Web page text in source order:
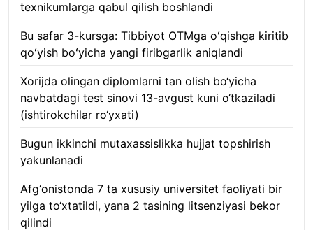
texnikumlarga qabul qilish boshlandi
Bu safar 3-kursga: Tibbiyot OTMga oʻqishga kiritib
qoʻyish boʻyicha yangi firibgarlik aniqlandi
Xorijda olingan diplomlarni tan olish bo‘yicha
navbatdagi test sinovi 13-avgust kuni o‘tkaziladi
(ishtirokchilar ro‘yxati)
Bugun ikkinchi mutaxassislikka hujjat topshirish
yakunlanadi
Afg‘onistonda 7 ta xususiy universitet faoliyati bir
yilga to‘xtatildi, yana 2 tasining litsenziyasi bekor
qilindi